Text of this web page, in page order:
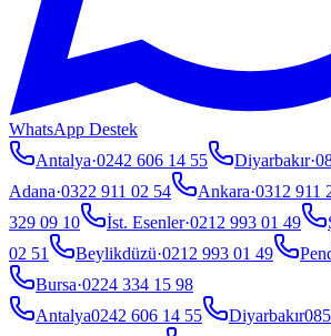
WhatsApp Destek
Antalya·0242 606 14 55 Diyarbakır·
Adana·0322 911 02 54 Ankara·0312 911
329 09 10
İst. Esenler·0212 993 01 49
02 51
Beylikdüzü·0212 993 01 49
Bursa·0224 334 15 98
Antalya0242 606 14 55 Diyarbakır